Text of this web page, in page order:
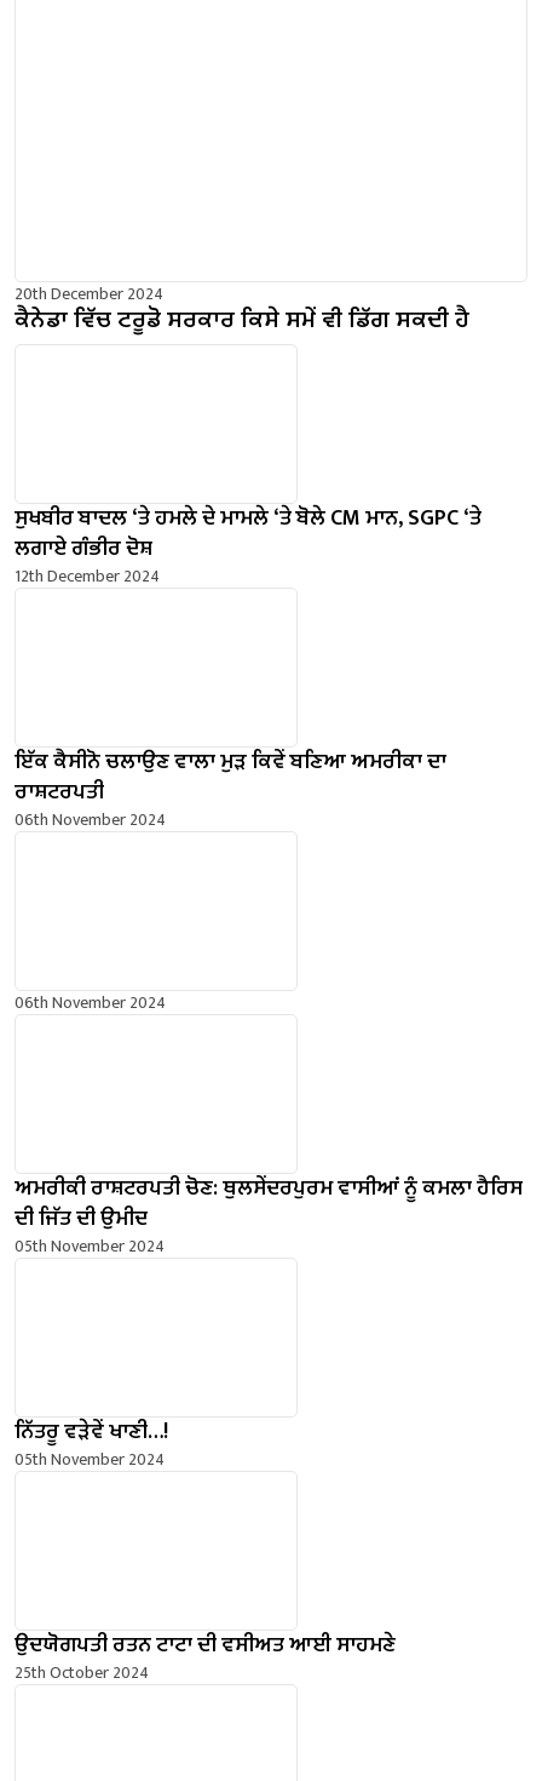
20th December 2024
ਕੈਨੇਡਾ ਵਿੱਚ ਟਰੂਡੋ ਸਰਕਾਰ ਕਿਸੇ ਸਮੇਂ ਵੀ ਡਿੱਗ ਸਕਦੀ ਹੈ
ਸੁਖਬੀਰ ਬਾਦਲ ‘ਤੇ ਹਮਲੇ ਦੇ ਮਾਮਲੇ ‘ਤੇ ਬੋਲੇ ​​CM ਮਾਨ, SGPC ‘ਤੇ
ਲਗਾਏ ਗੰਭੀਰ ਦੋਸ਼
12th December 2024
ਇੱਕ ਕੈਸੀਨੋ ਚਲਾਉਣ ਵਾਲਾ ਮੁੜ ਕਿਵੇਂ ਬਣਿਆ ਅਮਰੀਕਾ ਦਾ
ਰਾਸ਼ਟਰਪਤੀ
06th November 2024
06th November 2024
ਅਮਰੀਕੀ ਰਾਸ਼ਟਰਪਤੀ ਚੋਣ: ਥੁਲਸੇਂਦਰਪੁਰਮ ਵਾਸੀਆਂ ਨੂੰ ਕਮਲਾ ਹੈਰਿਸ
ਦੀ ਜਿੱਤ ਦੀ ਉਮੀਦ
05th November 2024
ਨਿੱਤਰੂ ਵੜੇਵੇਂ ਖਾਣੀ…!
05th November 2024
ਉਦਯੋਗਪਤੀ ਰਤਨ ਟਾਟਾ ਦੀ ਵਸੀਅਤ ਆਈ ਸਾਹਮਣੇ
25th October 2024